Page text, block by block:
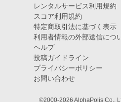
レンタルサービス利用規約
スコア利用規約
特定商取引法に基づく表示
利用者情報の外部送信につ
ヘルプ
投稿ガイドライン
プライバシーポリシー
お問い合わせ
©2000-2026 AlphaPolis Co.,